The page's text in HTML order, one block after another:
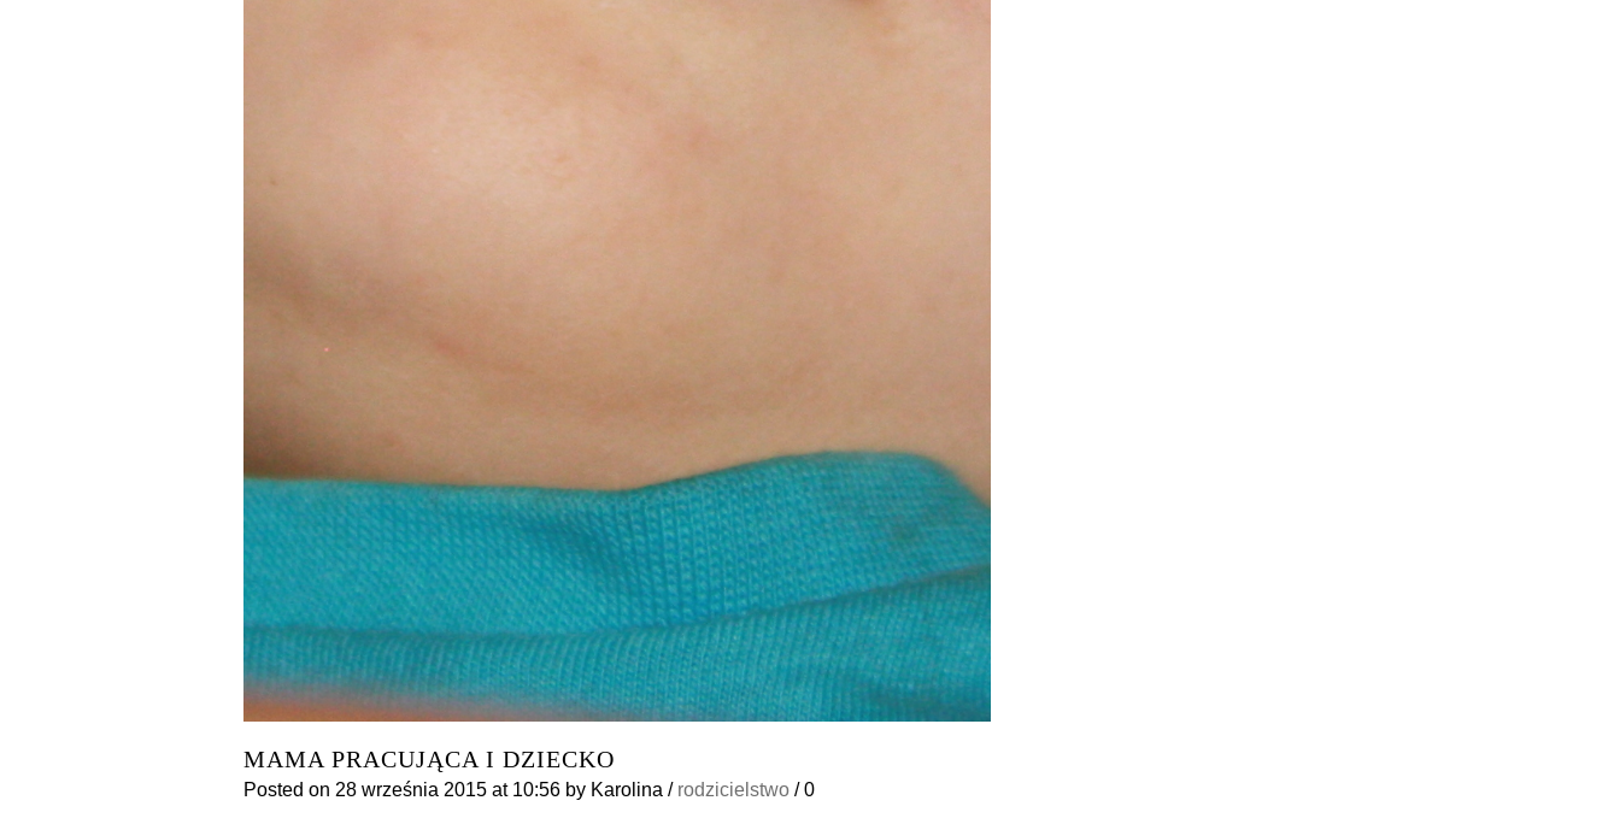
MAMA PRACUJĄCA I DZIECKO
Posted on 28 września 2015 at 10:56 by Karolina / rodzicielstwo /0